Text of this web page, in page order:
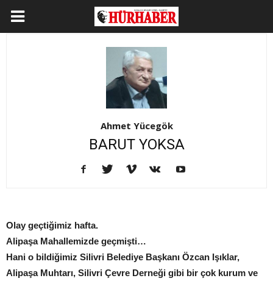
Ahmet Yücegök
BARUT YOKSA
Olay geçtiğimiz hafta.
Alipaşa Mahallemizde geçmişti…
Hani o bildiğimiz Silivri Belediye Başkanı Özcan Işıklar,
Alipaşa Muhtarı, Silivri Çevre Derneği gibi bir çok kurum ve